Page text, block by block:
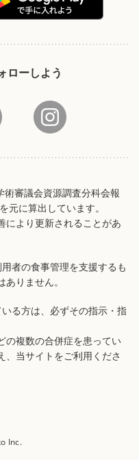
ローしよう
審議会資源調査分科会報
元に算出しています。
により更新されることがあ
者の食事管理を支援するも
りません。
る方は、必ずその指示・指
の複数の合併症を患ってい
、当サイトをご利用くださ
Inc.